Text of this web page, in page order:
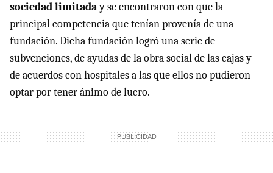
sociedad limitaday se encontraron con que la
principal competencia que tenían provenía de una
fundación. Dicha fundación logró una serie de
subvenciones, de ayudas de la obra social de las cajas y
de acuerdos con hospitales a las que ellos no pudieron
optar por tener ánimo de lucro.